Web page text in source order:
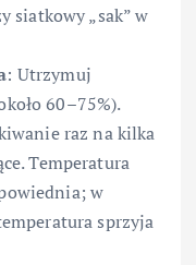
siatkowy „sak” w
: Utrzymuj
60–75%).
raz na kilka
Temperatura
w
sprzyja